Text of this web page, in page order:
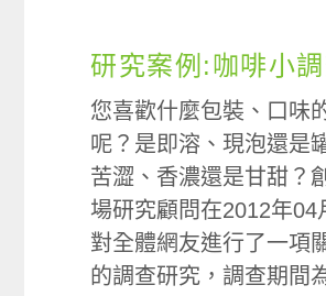
研究案例:咖啡小
您喜歡什麼包裝、口味
呢？是即溶、現泡還是
苦澀、香濃還是甘甜？
場研究顧問在2012年04
對全體網友進行了一項
的調查研究，調查期間